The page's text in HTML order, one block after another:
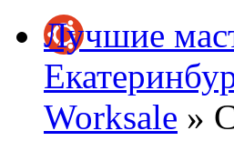
Лучшие
Worksale »